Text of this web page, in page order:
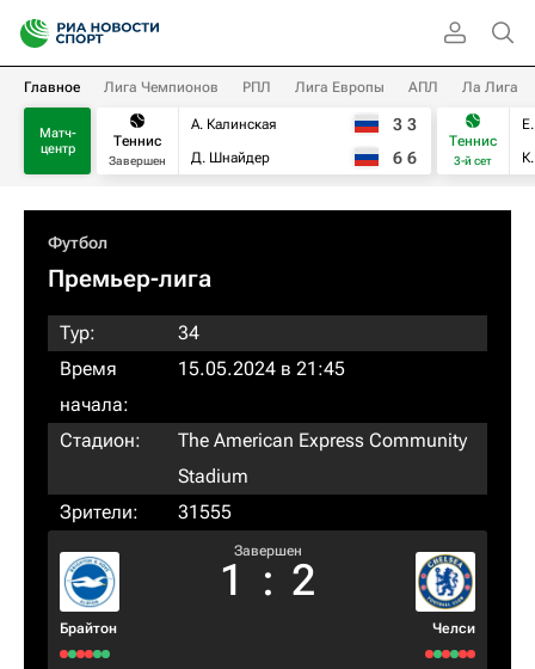
Главное Лига Чемпионов РПЛ Лига Европы АПЛ Ла Лига
Матч-
центр
Теннис
Завершен
А. Калинская
Д. Шнайдер
3 3
6 6
Теннис
3-й сет
Футбол
Премьер-лига
Тур:
34
Время
начала:
15.05.2024 в 21:45
Стадион:
The American Express Community
Stadium
Зрители:
31555
Брайтон
Завершен
1 : 2
Челси